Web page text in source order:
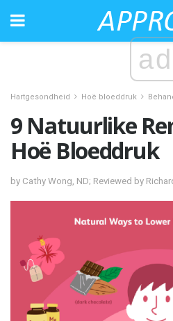
ad
Hartgesondheid Hoë bloeddruk
9 Natuurlike
Hoë Bloeddruk
by Cathy Wong, ND; Reviewed by